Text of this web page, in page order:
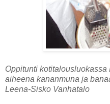
Oppitunti
aiheena kananmuna ja
Leena-Sisko Vanhatalo